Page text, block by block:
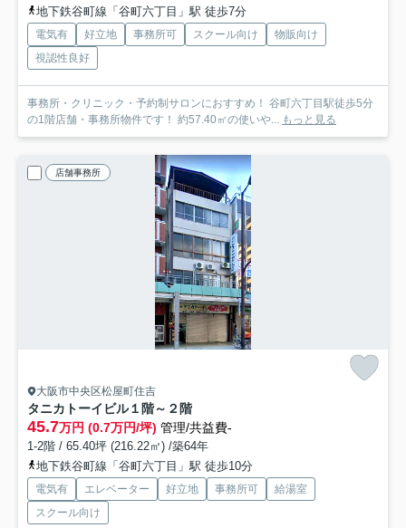
地下鉄谷町線「谷町六丁目」駅 徒歩7分
電気有 好立地 事務所可 スクール向け
物販向け
視認性良好
事務所・クリニック・予約制サロンにおすすめ！ 谷町六丁目駅徒歩5分
の1階店舗・事務所物件です！ 約57.40㎡の使いや... もっと見る
店舗事務所
大阪市中央区松屋町住吉
タニカトーイビル１階～２階
45.7万円 (0.7万円/坪) 管理/共益費-
1-2階 / 65.40坪 (216.22㎡) /築64年
地下鉄谷町線「谷町六丁目」駅 徒歩10分
電気有 エレベーター 好立地 事務所可
給湯室
スクール向け